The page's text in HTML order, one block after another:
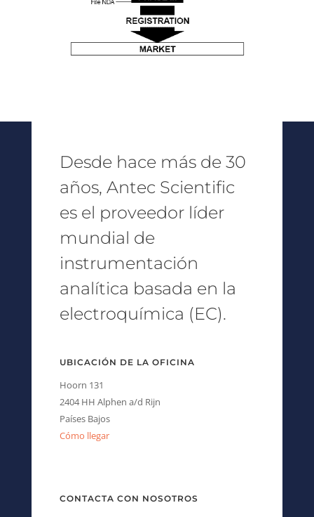
Desde hace más de 30
años, Antec Scientific
es el proveedor líder
mundial de
instrumentación
analítica basada en la
electroquímica (EC).
UBICACIÓN DE LA OFICINA
Hoorn 131
2404 HH Alphen a/d Rijn
Países Bajos
Cómo llegar
CONTACTA CON NOSOTROS